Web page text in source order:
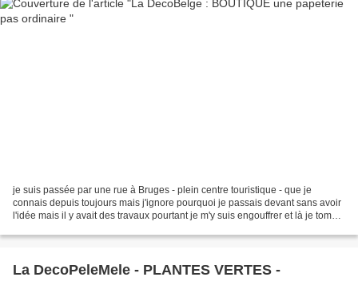
je suis passée par une rue à Bruges - plein centre touristique - que je
connais depuis toujours mais j'ignore pourquoi je passais devant sans avoir
l'idée mais il y avait des travaux pourtant je m'y suis engouffrer et là je tombe
La DecoPeleMele - PLANTES VERTES -